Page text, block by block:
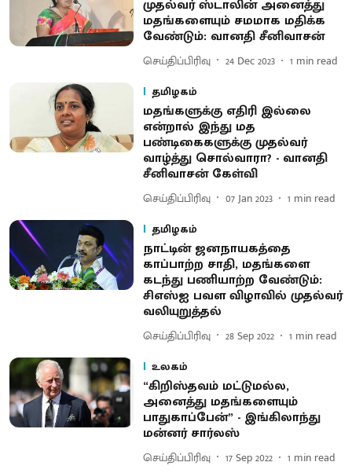
முதல்வர் ஸ்டாலின் அனைத்து
மதங்களையும் சமமாக மதிக்க
வேண்டும்: வானதி சீனிவாசன்
செய்திப்பிரிவு 24 Dec 2023 1 min read
தமிழகம்
மதங்களுக்கு எதிரி இல்லை
என்றால் இந்து மத
பண்டிகைகளுக்கு முதல்வர்
வாழ்த்து சொல்வாரா? - வானதி
சீனிவாசன் கேள்வி
செய்திப்பிரிவு 07 Jan 2023 1 min read
தமிழகம்
நாட்டின் ஜனநாயகத்தை
காப்பாற்ற சாதி, மதங்களை
கடந்து பணியாற்ற வேண்டும்:
சிஎஸ்ஐ பவள விழாவில் முதல்வர்
வலியுறுத்தல்
செய்திப்பிரிவு 28 Sep 2022 1 min read
உலகம்
“கிறிஸ்தவம் மட்டுமல்ல,
அனைத்து மதங்களையும்
பாதுகாப்பேன்” - இங்கிலாந்து
மன்னர் சார்லஸ்
செய்திப்பிரிவு 17 Sep 2022 1 min read